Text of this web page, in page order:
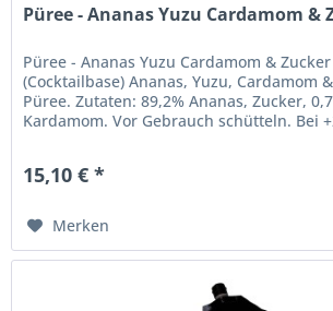
Püree - Ananas Yuzu Cardamom &
Püree - Ananas Yuzu Cardamom &
(Cocktailbase) Ananas, Yuzu, Cardamom
Püree. Zutaten: 89,2% Ananas, Zucker,
Kardamom. Vor Gebrauch schütteln. Bei
15,10 € *
Merken